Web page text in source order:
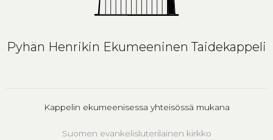
Pyhän Henrikin Ekumeeninen Taidekappeli
Kappelin ekumeenisessa yhteisössä mukana
Suomen evankelisluterilainen kirkko